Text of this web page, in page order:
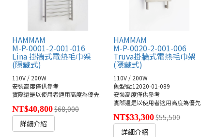
HAMMAM
M-P-0001-2-001-016
Lina 掛牆式電熱毛巾架
(隱藏式)
110V / 200W
安裝高度僅供參考
實際還是以使用者適用高度為優先
NT$40,800$68,000
詳細介紹
HAMMAM
M-P-0020-2-001-006
Truva掛牆式電熱毛巾架
(隱藏式)
110V / 200W
舊型號:12020-01-089
安裝高度僅供參考
實際還是以使用者適用高度為優先
NT$33,300$55,500
詳細介紹